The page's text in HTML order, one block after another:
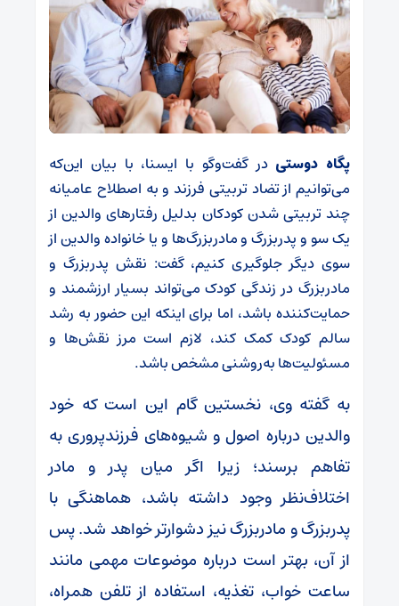
پگاه دوستیدر گفت‌وگو با ایسنا، با بیان این‌که
می‌توانیم از تضاد تربیتی فرزند و به اصطلاح عامیانه
چند تربیتی شدن کودکان بدلیل رفتارهای والدین از
یک سو و پدربزرگ و مادربزرگ‌ها و یا خانواده والدین از
سوی دیگر جلوگیری کنیم، گفت: نقش پدربزرگ و
مادربزرگ در زندگی کودک می‌تواند بسیار ارزشمند و
حمایت‌کننده باشد، اما برای اینکه این حضور به رشد
سالم کودک کمک کند، لازم است مرز نقش‌ها و
مسئولیت‌ها به‌روشنی مشخص باشد.
به گفته وی، نخستین گام این است که خود
والدین درباره اصول و شیوه‌های فرزندپروری به
تفاهم برسند؛ زیرا اگر میان پدر و مادر
اختلاف‌نظر وجود داشته باشد، هماهنگی با
پدربزرگ و مادربزرگ نیز دشوارتر خواهد شد. پس
از آن، بهتر است درباره موضوعات مهمی مانند
ساعت خواب، تغذیه، استفاده از تلفن همراه،